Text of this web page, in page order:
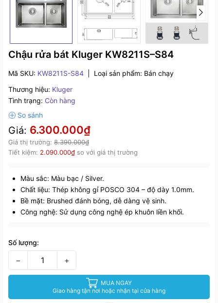
Chậu rửa bát Kluger KW8211S–S84
Mã SKU: KW8211S-S84 Loại sản phẩm: Bán chạy
Thương hiệu: Kluger
Tình trạng: Còn hàng
Giá: 6.300.000₫
Giá thị trường: 8.390.000₫
Tiết kiệm: 2.090.000₫ so với giá thị trường
Màu sắc: Màu bạc / Silver.
Chất liệu: Thép không gỉ POSCO 304 – độ dày 1.0mm.
Bề mặt: Brushed đánh bóng, dễ dàng vệ sinh.
Công nghệ: Sử dụng công nghệ ép khuôn liền khối.
Số lượng:
− +
MUA NGAY
Giao hàng tận nơi hoặc nhận tại cửa hàng